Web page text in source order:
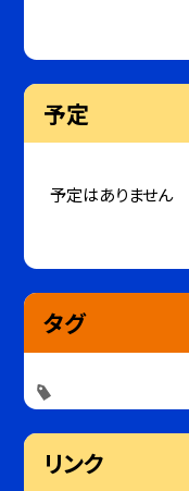
予定
予定はありません
タグ
リンク